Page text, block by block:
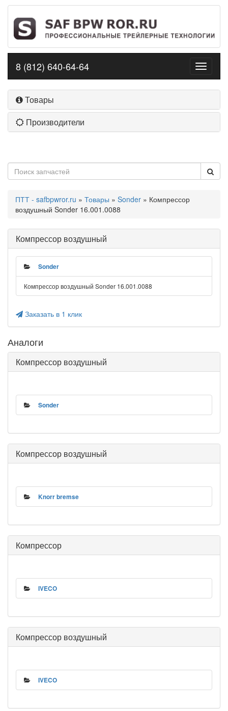
Toggle
8 (812) 640-64-64
Товары
Производители
ПТТ - safbpwror.ru » Товары » Sonder » Компрессор
воздушный Sonder 16.001.0088
Компрессор воздушный
Sonder
Компрессор воздушный Sonder 16.001.0088
Заказать в 1 клик
Аналоги
Компрессор воздушный
Sonder
Компрессор воздушный
Knorr bremse
Компрессор
IVECO
Компрессор воздушный
IVECO